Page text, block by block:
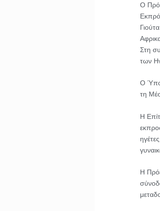
Ο
Γιούτα
Στη
των
Ο
τη
Η
Η